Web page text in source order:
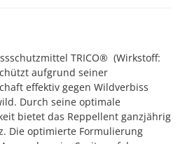
TRICO® (Wirkstoff:
aufgrund seiner
effektiv gegen Wildverbiss
Durch seine optimale
bietet das Reppellent ganzjährig
Die optimierte Formulierung